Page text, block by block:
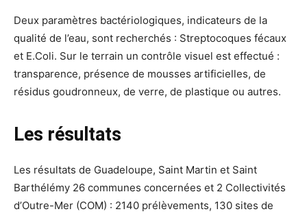
Deux paramètres bactériologiques, indicateurs de la
qualité de l’eau, sont recherchés : Streptocoques fécaux
et E.Coli. Sur le terrain un contrôle visuel est effectué :
transparence, présence de mousses artificielles, de
résidus goudronneux, de verre, de plastique ou autres.
Les résultats
Les résultats de Guadeloupe, Saint Martin et Saint
Barthélémy 26 communes concernées et 2 Collectivités
d’Outre-Mer (COM) : 2140 prélèvements, 130 sites de